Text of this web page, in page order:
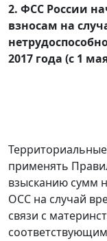
2. ФСС России
взносам на
2017 года (с 1
применять
взысканию сумм
ОСС на случай
связи с